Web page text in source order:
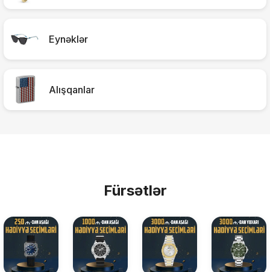
Eynəklər
Alışqanlar
Fürsətlər